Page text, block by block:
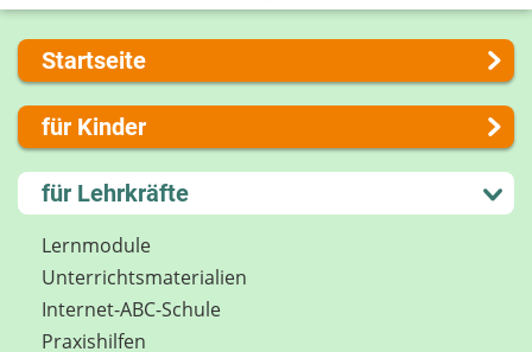
Startseite
Über uns
Presse
Kontakt
Impressum
Internet-ABC Sitemap
Barrierefreiheit
Länderprojekte
für Kinder
Lernen und Schule
Hobby und Freizeit
Spiel und Spaß
Mitreden und Mitmachen
Lexikon
Datenschutz
für Lehrkräfte
Lernmodule
Unterrichts­materialien
Internet-ABC-Schule
Praxishilfen